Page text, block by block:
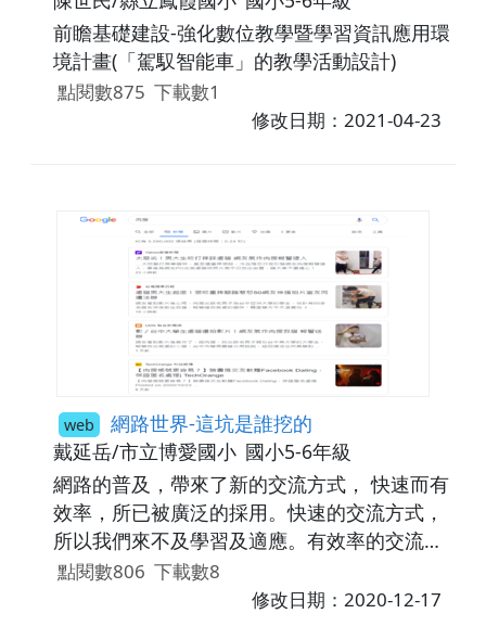
前瞻基礎建設-強化數位教學暨學習資訊應用環
境計畫(「駕馭智能車」的教學活動設計)
點閱數875 下載數1
修改日期：2021-04-23
web 網路世界-這坑是誰挖的
戴延岳/市立博愛國小 國小5-6年級
網路的普及，帶來了新的交流方式， 快速而有
效率，所已被廣泛的採用。快速的交流方式，
所以我們來不及學習及適應。有效率的交流方
式，所以冰冷文字語氣的讓人誤會。話如果
「講起來」天就要「黑一邊」
點閱數806 下載數8
修改日期：2020-12-17